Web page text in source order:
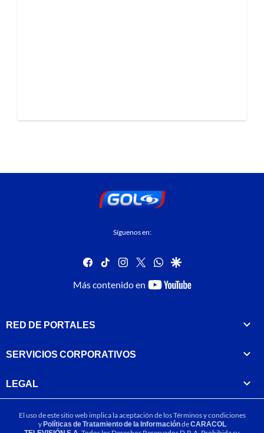
Síguenos en:
facebook
tiktok instagram
twitterwhatsapp
google
Más contenido en
youtube-
RED DE PORTALES
SERVICIOS CORPORATIVOS
LEGAL
El uso de este sitio web implica la aceptación de losTérminos y condiciones
yPolíticas de Tratamiento de la InformacióndeCARACOL